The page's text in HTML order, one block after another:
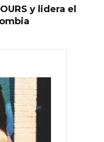
y lidera el